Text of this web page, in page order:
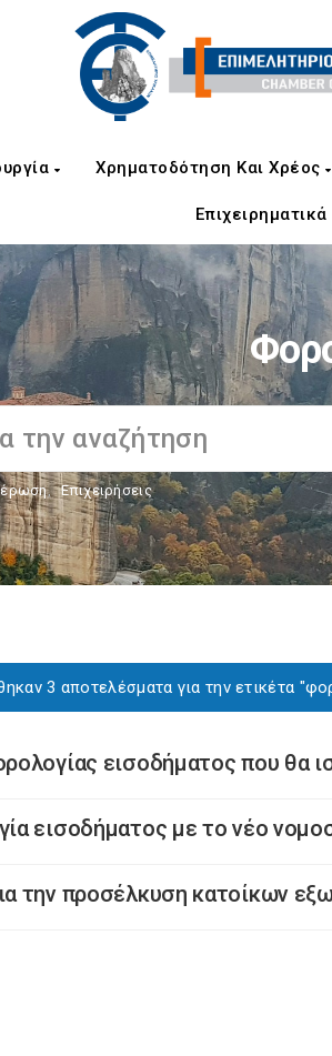
Χρηματοδότηση Και Χρέος
, Επιχειρήσεις
3 αποτελέσματα για την ετικέτα
εισοδήματος που θα
εισοδήματος με το νέο
την προσέλκυση κατοίκων